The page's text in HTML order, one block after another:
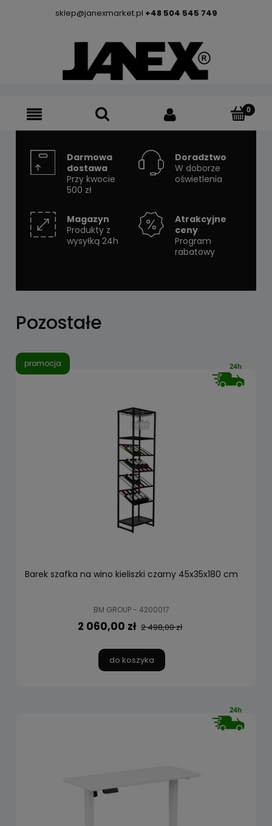
sklep@janexmarket.pl +48 504 545 749
Darmowa
dostawa
Przy kwocie
500 zł
Doradztwo
W doborze
oświetlenia
Magazyn
Produkty z
wysyłką 24h
Atrakcyjne
ceny
Program
rabatowy
Pozostałe
Barek szafka na wino kieliszki czarny 45x35x180 cm
BM GROUP - 4200017
2 060,00 zł 2 498,00 zł
do koszyka
promocja